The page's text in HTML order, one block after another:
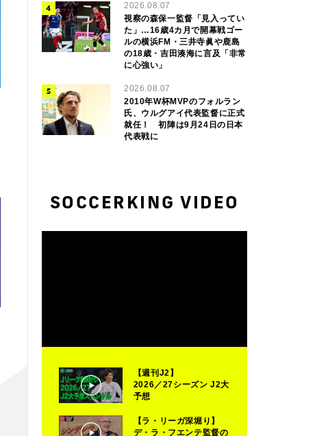
2026.08.07
視察の森保一監督「見入ってい
た」…16歳4カ月で開幕戦ゴー
ルの横浜FM・三井寺眞や鹿島
の18歳・吉田湊海に言及「非常
に心強い」
2026.08.07
2010年W杯MVPのフォルラン
氏、ウルグアイ代表監督に正式
就任！ 初陣は9月24日の日本
代表戦に
SOCCERKING VIDEO
【週刊J2】
2026／27シーズン J2大
予想
【ラ・リーガ深堀り】
デ・ラ・フエンテ監督の